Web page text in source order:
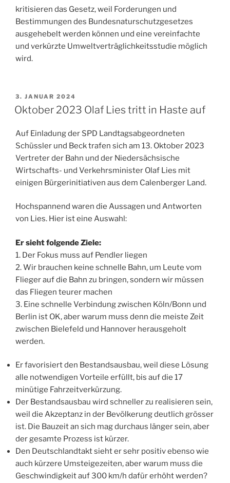
kritisieren das Gesetz, weil Forderungen und
Bestimmungen des Bundesnaturschutzgesetzes
ausgehebelt werden können und eine vereinfachte
und verkürzte Umweltverträglichkeitsstudie möglich
wird.
VERÖFFENTLICHT
AM
3. JANUAR 2024
Oktober 2023 Olaf Lies tritt in Haste auf
Auf Einladung der SPD Landtagsabgeordneten
Schüssler und Beck trafen sich am 13. Oktober 2023
Vertreter der Bahn und der Niedersächsische
Wirtschafts- und Verkehrsminister Olaf Lies mit
einigen Bürgerinitiativen aus dem Calenberger Land.
Hochspannend waren die Aussagen und Antworten
von Lies. Hier ist eine Auswahl:
Er sieht folgende Ziele:
1. Der Fokus muss auf Pendler liegen
2.Wir brauchen keine schnelle Bahn, um Leute vom
Flieger auf die Bahn zu bringen, sondern wir müssen
das Fliegen teurer machen
3. Eine schnelle Verbindung zwischen Köln/Bonn und
Berlin ist OK, aber warum muss denn die meiste Zeit
zwischen Bielefeld und Hannover herausgeholt
werden.
Er favorisiert den Bestandsausbau, weil diese Lösung
alle notwendigen Vorteile erfüllt, bis auf die 17
minütige Fahrzeitverkürzung.
Der Bestandsausbau wird schneller zu realisieren sein,
weil die Akzeptanz in der Bevölkerung deutlich grösser
ist. Die Bauzeit an sich mag durchaus länger sein, aber
der gesamte Prozess ist kürzer.
Den Deutschlandtakt sieht er sehr positiv ebenso wie
auch kürzere Umsteigezeiten, aber warum muss die
Geschwindigkeit auf 300 km/h dafür erhöht werden?